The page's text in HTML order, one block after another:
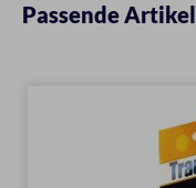
Passende Artikel